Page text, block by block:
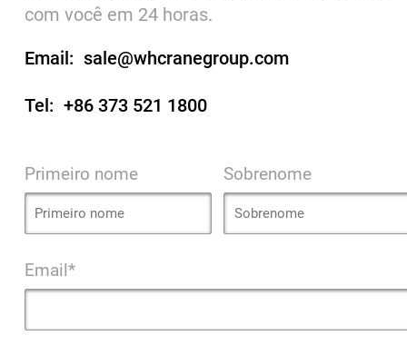
com você em 24 horas.
Email: sale@whcranegroup.com
Tel: +86 373 521 1800
Primeiro nome Sobrenome
Email*